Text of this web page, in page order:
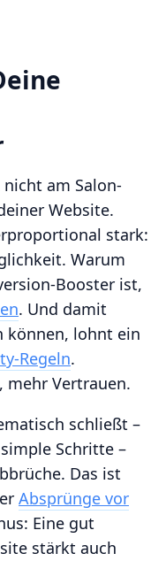
am Salon-
Website.
stark:
Warum
Booster ist,
. Und damit
können, lohnt ein
Regeln.
mehr Vertrauen.
schließt –
Schritte –
Das ist
Absprünge vor
Eine gut
stärkt auch